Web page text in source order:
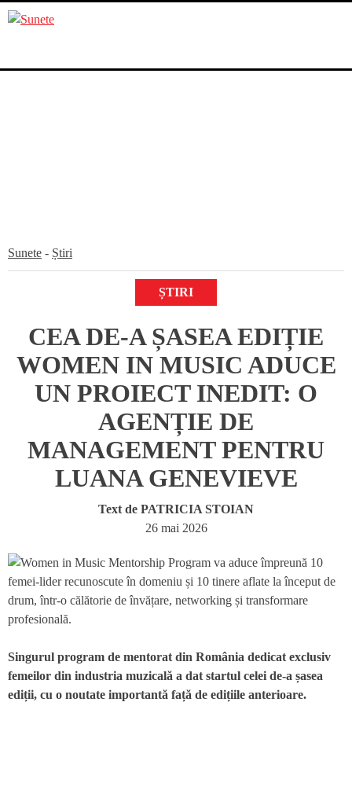
Sunete - Știri
ȘTIRI
CEA DE-A ȘASEA EDIȚIE
WOMEN IN MUSIC ADUCE
UN PROIECT INEDIT: O
AGENȚIE DE
MANAGEMENT PENTRU
LUANA GENEVIEVE
Text de PATRICIA STOIAN
26 mai 2026
Singurul program de mentorat din România dedicat exclusiv
femeilor din industria muzicală a dat startul celei de-a șasea
ediții, cu o noutate importantă față de edițiile anterioare.